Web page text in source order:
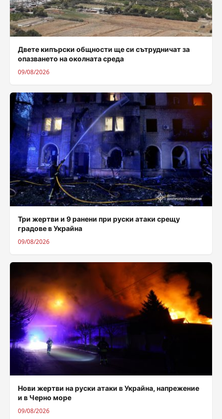
Двете кипърски общности ще си сътрудничат за
опазването на околната среда
09/08/2026
Три жертви и 9 ранени при руски атаки срещу
градове в Украйна
09/08/2026
Нови жертви на руски атаки в Украйна, напрежение
и в Черно море
09/08/2026